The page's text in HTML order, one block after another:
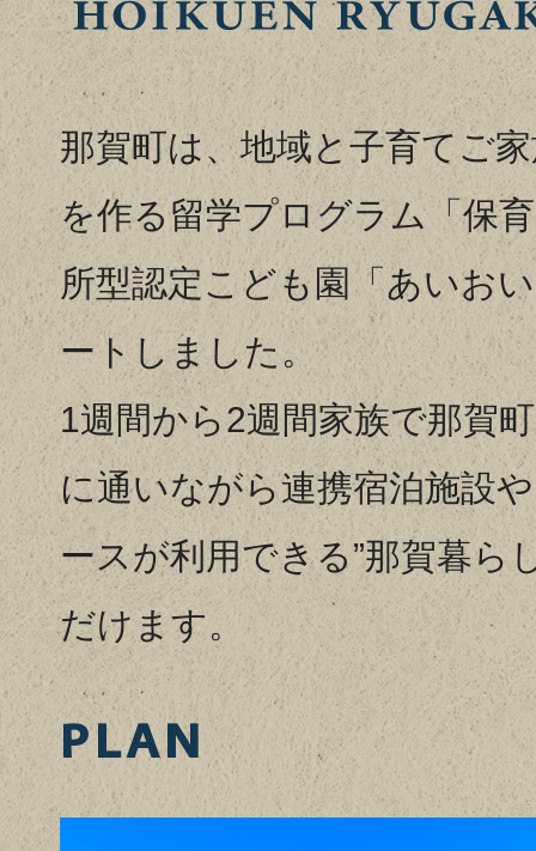
手
で
掴
ん
で
い
る
写
真
那賀町は、地域と子育てご
を作る留学プログラム「保
所型認定こども園「あいお
ートしました。
1週間から2週間家族で那賀
に通いながら連携宿泊施設
ースが利用できる”那賀暮ら
だけます。
PLAN